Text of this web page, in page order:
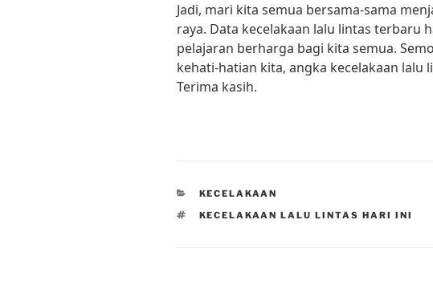
Jadi, mari kita semua bersama-sama
raya. Data kecelakaan lalu lintas terbaru
pelajaran berharga bagi kita semua.
kehati-hatian kita, angka kecelakaan lalu
Terima kasih.
CATEGORIES
KECELAKAAN
TAGS
KECELAKAAN LALU LINTAS HARI INI